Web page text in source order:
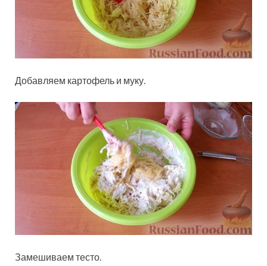
Добавляем картофель и муку.
Замешиваем тесто.